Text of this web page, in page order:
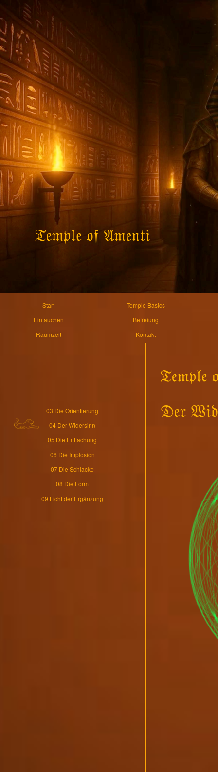
Start
Temple Basics
Eintauchen
Befreiung
Raumzeit
Kontakt
03 Die Orientierung
04 Der Widersinn
05 Die Entfachung
06 Die Implosion
07 Die Schlacke
08 Die Form
09 Licht der Ergänzung